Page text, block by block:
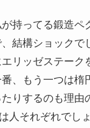
持ってる鍛造ペ
結構ショックで
リッゼステーク
、もう一つは楕
りするのも理由
人それぞれでし